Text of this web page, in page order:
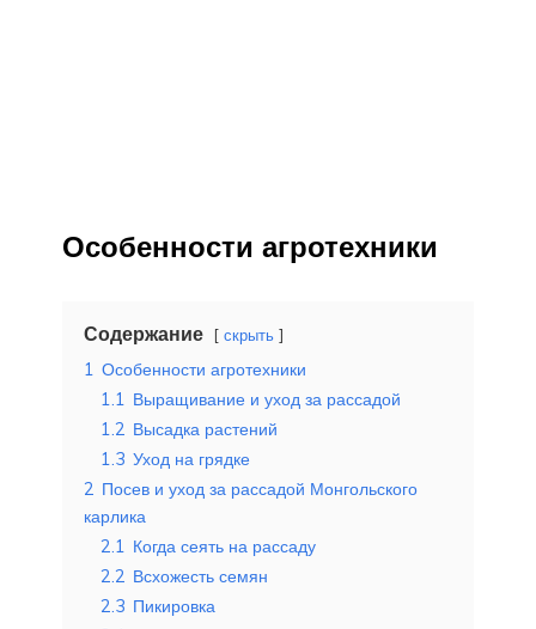
Особенности агротехники
Содержание скрыть
1 Особенности агротехники
1.1 Выращивание и уход за рассадой
1.2 Высадка растений
1.3 Уход на грядке
2 Посев и уход за рассадой Монгольского
карлика
2.1 Когда сеять на рассаду
2.2 Всхожесть семян
2.3 Пикировка